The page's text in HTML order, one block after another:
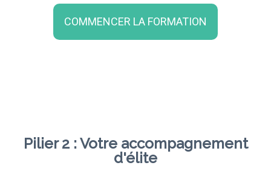
COMMENCER LA FORMATION
Pilier 2 : Votre accompagnement
d'élite